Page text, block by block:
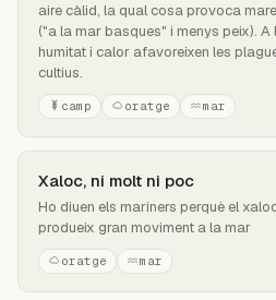
aire càlid, la qual cosa provoca
("a la mar basques" i menys peix).
humitat i calor afavoreixen les
cultius.
camp oratge mar
Xaloc, ni molt ni poc
Ho diuen els mariners perquè el
produeix gran moviment a la mar
oratge mar